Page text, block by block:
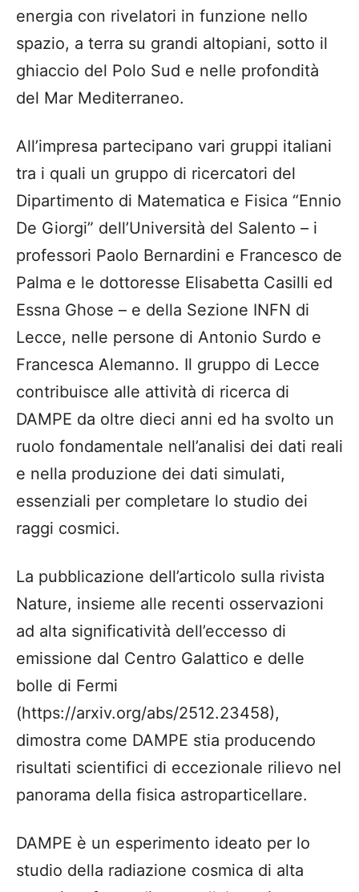
energia con rivelatori in funzione nello
spazio, a terra su grandi altopiani, sotto il
ghiaccio del Polo Sud e nelle profondità
del Mar Mediterraneo.
All’impresa partecipano vari gruppi italiani
tra i quali un gruppo di ricercatori del
Dipartimento di Matematica e Fisica “Ennio
De Giorgi” dell’Università del Salento – i
professori Paolo Bernardini e Francesco de
Palma e le dottoresse Elisabetta Casilli ed
Essna Ghose – e della Sezione INFN di
Lecce, nelle persone di Antonio Surdo e
Francesca Alemanno. Il gruppo di Lecce
contribuisce alle attività di ricerca di
DAMPE da oltre dieci anni ed ha svolto un
ruolo fondamentale nell’analisi dei dati reali
e nella produzione dei dati simulati,
essenziali per completare lo studio dei
raggi cosmici.
La pubblicazione dell’articolo sulla rivista
Nature, insieme alle recenti osservazioni
ad alta significatività dell’eccesso di
emissione dal Centro Galattico e delle
bolle di Fermi
(https://arxiv.org/abs/2512.23458),
dimostra come DAMPE stia producendo
risultati scientifici di eccezionale rilievo nel
panorama della fisica astroparticellare.
DAMPE è un esperimento ideato per lo
studio della radiazione cosmica di alta